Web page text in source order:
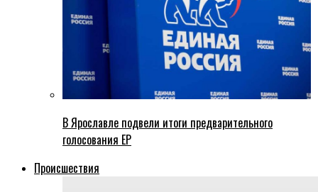
В Ярославле подвели итоги предварительного
голосования ЕР
Происшествия